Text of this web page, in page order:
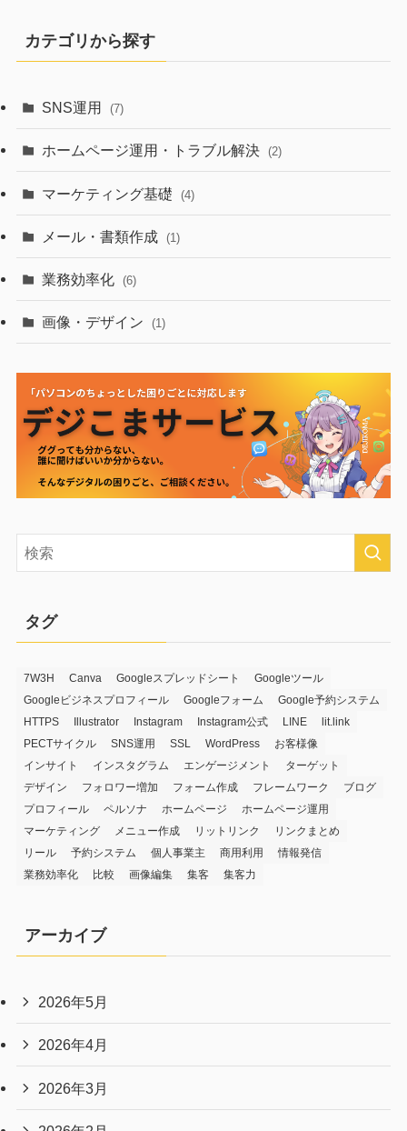
カテゴリから探す
SNS運用 (7)
ホームページ運用・トラブル解決 (2)
マーケティング基礎 (4)
メール・書類作成 (1)
業務効率化 (6)
画像・デザイン (1)
タグ
7W3H Canva Googleスプレッドシート
Googleツール
Googleビジネスプロフィール
Googleフォーム
Google予約システム
HTTPS
Illustrator Instagram Instagram公式 LINE
lit.link
PECTサイクル
SNS運用 SSL WordPress
お客様像
インサイト
インスタグラム エンゲージメント
ターゲット
デザイン
フォロワー増加 フォーム作成 フレームワーク
ブログ
プロフィール
ペルソナ ホームページ
ホームページ運用
マーケティング
メニュー作成 リットリンク
リンクまとめ
リール
予約システム 個人事業主 商用利用
情報発信
業務効率化
比較 画像編集 集客 集客力
アーカイブ
2026年5月
2026年4月
2026年3月